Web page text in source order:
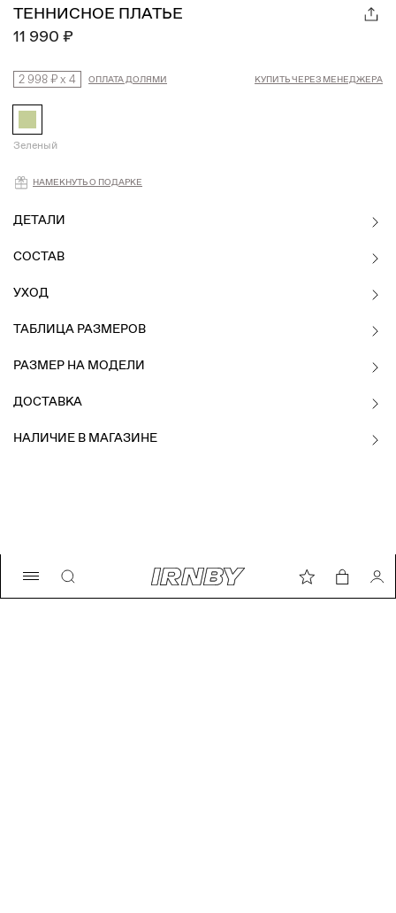
ТЕННИСНОЕ ПЛАТЬЕ
11 990 ₽
2 998 ₽x 4 ОПЛАТА ДОЛЯМИ КУПИТЬ ЧЕРЕЗ МЕНЕДЖЕРА
Зеленый
Намекнуть о подарке
НАМЕКНУТЬ О ПОДАРКЕ
ДЕТАЛИ
СОСТАВ
УХОД
ТАБЛИЦА РАЗМЕРОВ
РАЗМЕР НА МОДЕЛИ
ДОСТАВКА
НАЛИЧИЕ В МАГАЗИНЕ